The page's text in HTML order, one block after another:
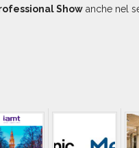
Show anche nel